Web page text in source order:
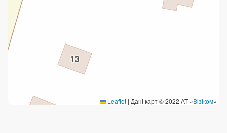
Leaflet | Дані карт © 2022 АТ «Візіком»